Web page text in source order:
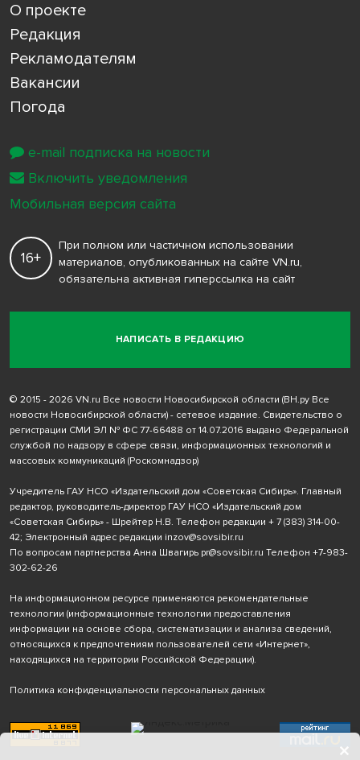
О проекте
Редакция
Рекламодателям
Вакансии
Погода
НАПИСАТЬ В РЕДАКЦИЮ
16+
При полном или частичном использовании
материалов, опубликованных на сайте VN.ru,
обязательна активная гиперссылка на сайт
© 2015 - 2026 VN.ru Все новости Новосибирской области (ВН.ру Все
новости Новосибирской области) - сетевое издание. Свидетельство о
регистрации СМИ ЭЛ № ФС 77-66488 от 14.07.2016 выдано Федеральной
службой по надзору в сфере связи, информационных технологий и
массовых коммуникаций (Роскомнадзор)
Учредитель ГАУ НСО «Издательский дом «Советская Сибирь». Главный
редактор, руководитель-директор ГАУ НСО «Издательский дом
«Советская Сибирь» - Шрейтер Н.В. Телефон редакции + 7 (383) 314-00-
42; Электронный адрес редакции inzov@sovsibir.ru
По вопросам партнерства Анна Швагирь pr@sovsibir.ru Телефон +7-983-
302-62-26
На информационном ресурсе применяются рекомендательные
технологии (информационные технологии предоставления
информации на основе сбора, систематизации и анализа сведений,
относящихся к предпочтениям пользователей сети «Интернет»,
находящихся на территории Российской Федерации).
Политика конфиденциальности персональных данных
e-mail подписка на новости
Включить уведомления
Мобильная версия сайта